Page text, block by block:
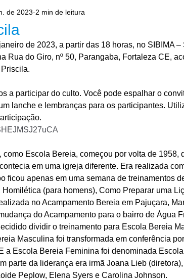
Artigos, Sermões & Esboços
de 2023 2 min de leitura
de 2023, a partir das 18 horas, no SIBIMA
Rua do Giro, nº 50, Parangaba, Fortaleza CE,
a participar do culto. Você pode espalhar o
lanche e lembranças para os participantes.
como Escola Bereia, começou por volta de 1958,
em uma igreja diferente. Era realizada
ficou apenas em uma semana de treinamentos
(para homens), Como Preparar uma
no Acampamento Bereia em Pajuçara,
do Acampamento para o bairro de Água
dividir o treinamento para Escola Bereia
Masculina foi transformada em conferência
a Escola Bereia Feminina foi denominada
parte da liderança era irmã Joana Lieb
Peplow, Elena Syers e Carolina Johnson.